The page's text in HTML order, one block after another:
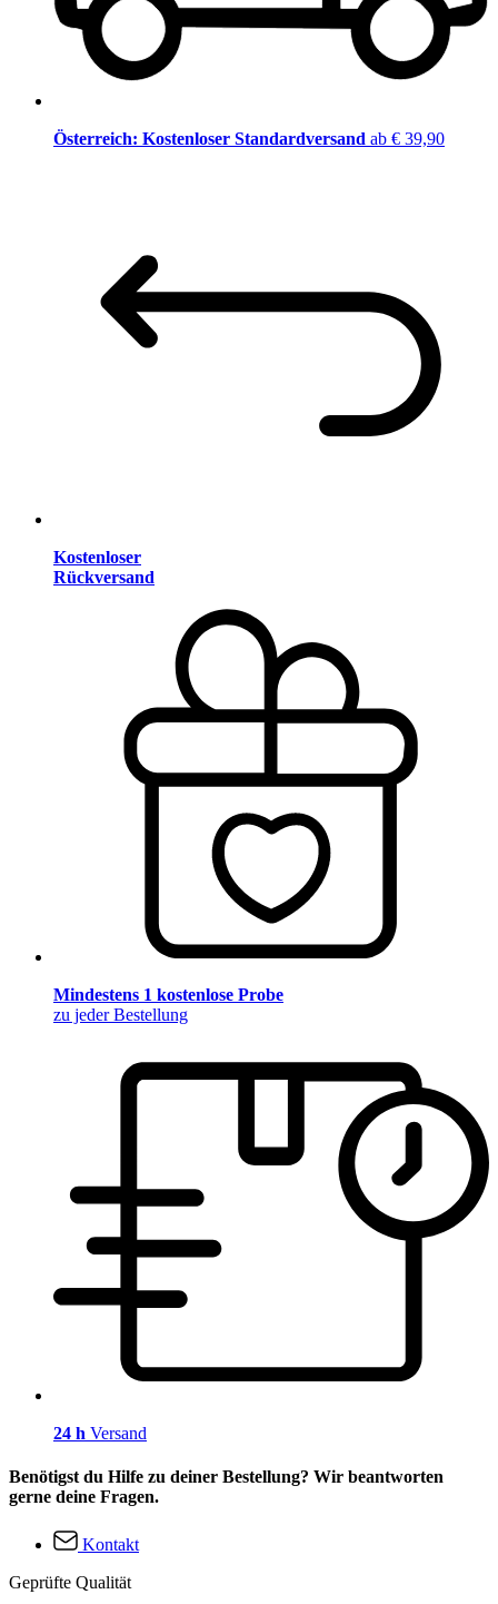
Österreich: Kostenloser Standardversand ab € 39,90
Kostenloser
Rückversand
Mindestens 1 kostenlose Probe
zu jeder Bestellung
24 h Versand
Benötigst du Hilfe zu deiner Bestellung? Wir beantworten
gerne deine Fragen.
Kontakt
Geprüfte Qualität